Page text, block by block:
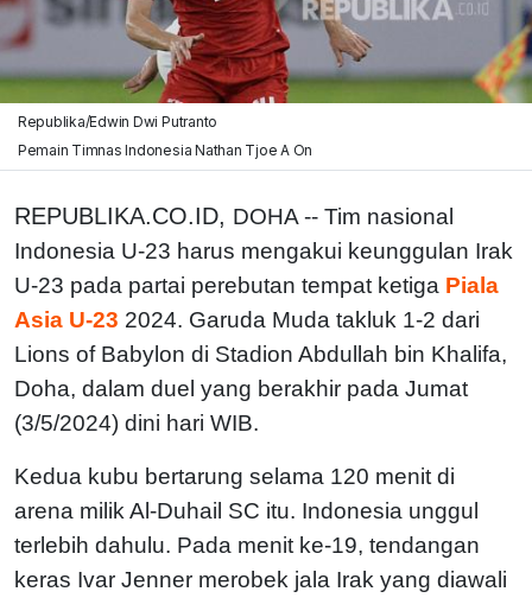
Republika/Edwin Dwi Putranto
Pemain Timnas Indonesia Nathan Tjoe A On
REPUBLIKA.CO.ID, DOHA -- Tim nasional
Indonesia U-23 harus mengakui keunggulan Irak
U-23 pada partai perebutan tempat ketiga Piala
Asia U-23 2024. Garuda Muda takluk 1-2 dari
Lions of Babylon di Stadion Abdullah bin Khalifa,
Doha, dalam duel yang berakhir pada Jumat
(3/5/2024) dini hari WIB.
Kedua kubu bertarung selama 120 menit di
arena milik Al-Duhail SC itu. Indonesia unggul
terlebih dahulu. Pada menit ke-19, tendangan
keras Ivar Jenner merobek jala Irak yang diawali